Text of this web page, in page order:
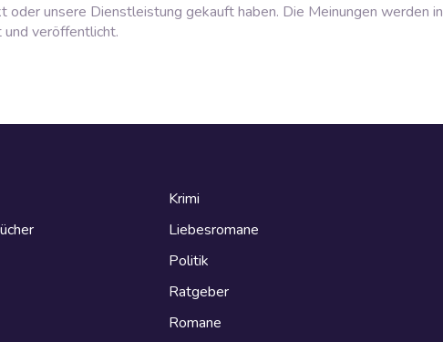
unsere Dienstleistung gekauft haben. Die Meinungen werden in
veröffentlicht.
Krimi
Liebesromane
Politik
Ratgeber
Romane